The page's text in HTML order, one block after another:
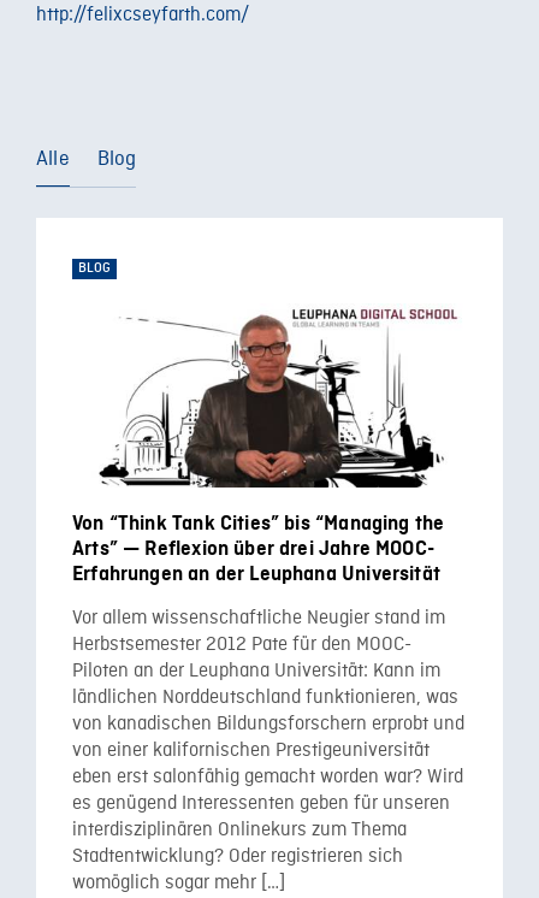
http://felixcseyfarth.com/
Alle Blog
BLOG
Von “Think Tank Cities” bis “Managing the
Arts” — Reflexion über drei Jahre MOOC-
Erfahrungen an der Leuphana Universität
Vor allem wissenschaftliche Neugier stand im
Herbstsemester 2012 Pate für den MOOC-
Piloten an der Leuphana Universität: Kann im
ländlichen Norddeutschland funktionieren, was
von kanadischen Bildungsforschern erprobt und
von einer kalifornischen Prestigeuniversität
eben erst salonfähig gemacht worden war? Wird
es genügend Interessenten geben für unseren
interdisziplinären Onlinekurs zum Thema
Stadtentwicklung? Oder registrieren sich
womöglich sogar mehr […]